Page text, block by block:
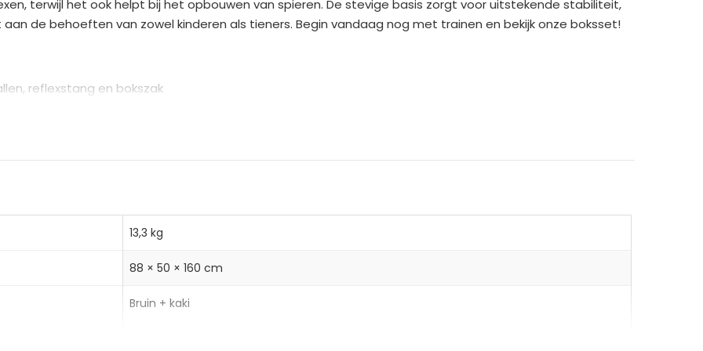
n
a
terwijl het ook helpt bij het opbouwen van spieren. De stevige basis zorgt voor uitstekende stabiliteit,
de behoeften van zowel kinderen als tieners. Begin vandaag nog met trainen en bekijk onze boksset!
reflexstang en bokszak
kg, water-zandmengsel 40 kg
13,3 kg
88 × 50 × 160 cm
Bruin + kaki